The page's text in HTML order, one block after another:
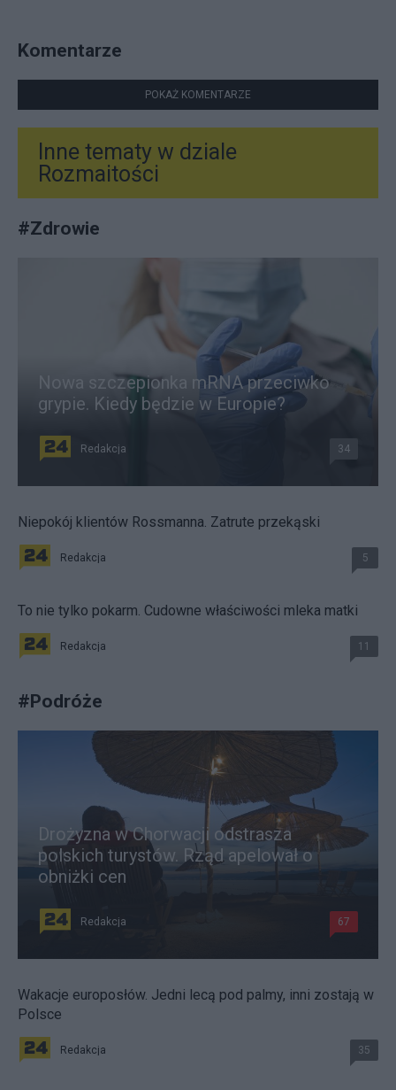
Komentarze
POKAŻ KOMENTARZE
Inne tematy w dziale
Rozmaitości
#Zdrowie
Nowa szczepionka mRNA przeciwko
grypie. Kiedy będzie w Europie?
Redakcja 34
Niepokój klientów Rossmanna. Zatrute przekąski
Redakcja 5
To nie tylko pokarm. Cudowne właściwości mleka matki
Redakcja 11
#Podróże
Drożyzna w Chorwacji odstrasza
polskich turystów. Rząd apelował o
obniżki cen
Redakcja 67
Wakacje europosłów. Jedni lecą pod palmy, inni zostają w
Polsce
Redakcja 35